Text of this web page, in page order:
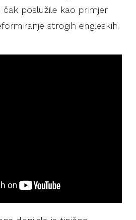
čak poslužile kao primjer
strogih engleskih